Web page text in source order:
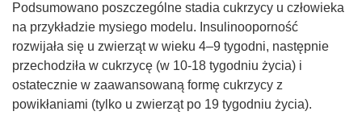
Podsumowano poszczególne stadia cukrzycy u człowieka
na przykładzie mysiego modelu. Insulinooporność
rozwijała się u zwierząt w wieku 4–9 tygodni, następnie
przechodziła w cukrzycę (w 10-18 tygodniu życia) i
ostatecznie w zaawansowaną formę cukrzycy z
powikłaniami (tylko u zwierząt po 19 tygodniu życia).